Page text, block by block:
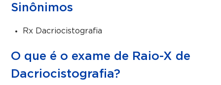
Sinônimos
Rx Dacriocistografia
O que é o exame de Raio-X de
Dacriocistografia?